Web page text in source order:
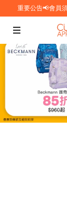
重要公告📢會員